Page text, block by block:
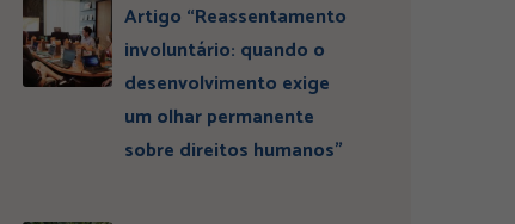
Artigo “Reassentamento
involuntário: quando o
desenvolvimento exige
um olhar permanente
sobre direitos humanos”